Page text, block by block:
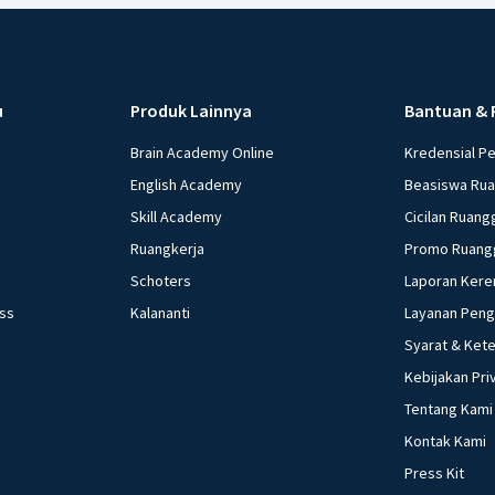
kurva jumlah
ke kanan atas e.
beredar (penawaran uang) vertikal
dengan cara ....
pembayaran
Menurunkan G,
menambah Tr,
menurunkan Tx
yang dilakukan
kebijakan
Menetapkan
minimum
beberapa
Menaikkan suku
Produk Lainnya
Brain Academy Online
English Academy
Skill Academy
Ruangkerja
Schoters
Kalananti
Bantuan &
Kredensial
Beasiswa
Cicilan
Promo
Laporan
Layanan
Syarat &
Kebijakan
Tentang Kami
Kontak Kami
Press Kit